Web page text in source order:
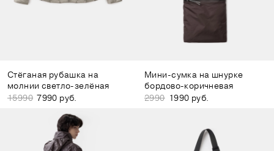
Стёганая рубашка на
молнии светло-зелёная
15990 7990 руб.
Мини-сумка на шнурке
бордово-коричневая
2990 1990 руб.